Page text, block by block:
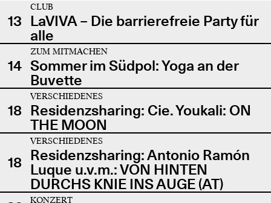
13
CLUB
LaVIVA – Die barrierefreie Party für
alle
14
ZUM MITMACHEN
Sommer im Südpol: Yoga an der
Buvette
18
VERSCHIEDENES
Residenzsharing: Cie. Youkali: ON
THE MOON
18
VERSCHIEDENES
Residenzsharing: Antonio Ramón
Luque u.v.m.: VON HINTEN
DURCHS KNIE INS AUGE (AT)
KONZERT